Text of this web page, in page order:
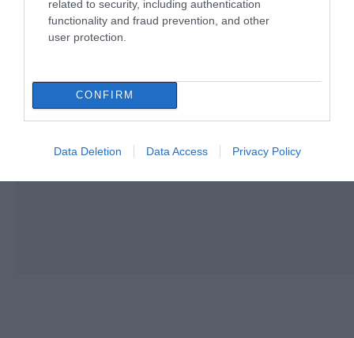
related to security, including authentication
functionality and fraud prevention, and other
user protection.
CONFIRM
Data Deletion Data Access Privacy Policy